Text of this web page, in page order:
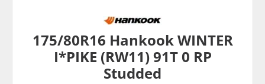
175/80R16 Hankook WINTER
I*PIKE (RW11) 91T 0 RP
Studded